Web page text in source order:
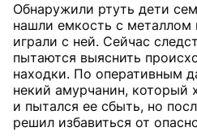
Обнаружили ртуть дети
нашли емкость с металлом
играли с ней. Сейчас
пытаются выяснить
находки. По оперативным
некий амурчанин, который
и пытался ее сбыть, но
решил избавиться от